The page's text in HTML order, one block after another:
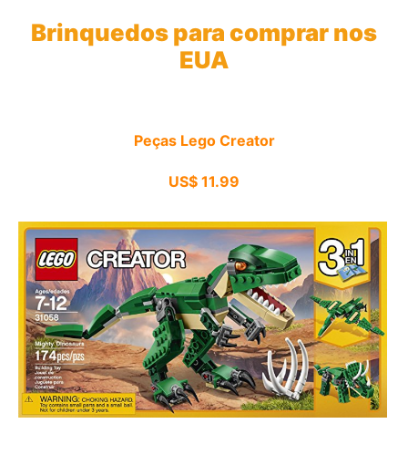
Brinquedos para comprar nos
EUA
Peças Lego Creator
US$ 11.99